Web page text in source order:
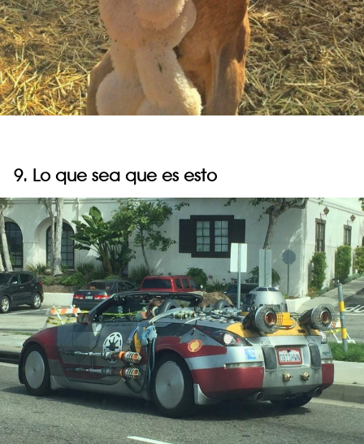
9. Lo que sea que es esto